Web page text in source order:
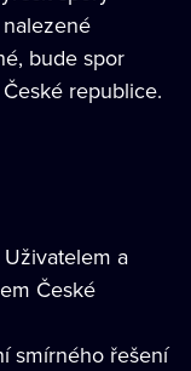
bude spor
republice.
a
České
smírného řešení